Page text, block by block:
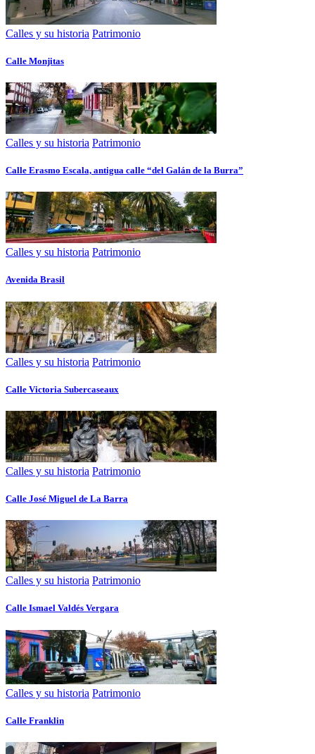
Calles y su historia Patrimonio
Calle Monjitas
Calles y su historia Patrimonio
Calle Erasmo Escala, antigua calle “del Galán de la Burra”
Calles y su historia Patrimonio
Avenida Brasil
Calles y su historia Patrimonio
Calle Victoria Subercaseaux
Calles y su historia Patrimonio
Calle José Miguel de La Barra
Calles y su historia Patrimonio
Calle Ismael Valdés Vergara
Calles y su historia Patrimonio
Calle Franklin